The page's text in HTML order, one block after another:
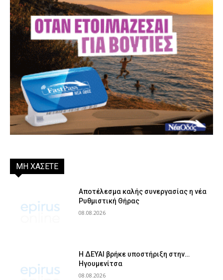
ΜΗ ΧΑΣΕΤΕ
Αποτέλεσμα καλής συνεργασίας η νέα
Ρυθμιστική Θήρας
08.08.2026
Η ΔΕΥΑΙ βρήκε υποστήριξη στην…
Ηγουμενίτσα
08.08.2026